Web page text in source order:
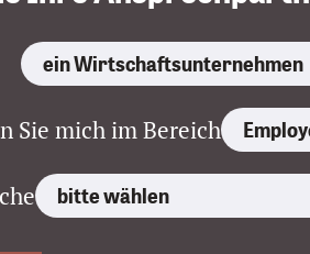
Themenbereich
Sie mich im Bereich
Branche auswählen